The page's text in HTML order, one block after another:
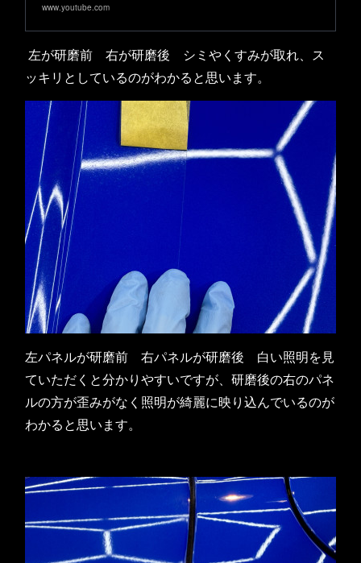
www.youtube.com
左が研磨前 右が研磨後 シミやくすみが取れ、ス
ッキリとしているのがわかると思います。
左パネルが研磨前 右パネルが研磨後 白い照明を見
ていただくと分かりやすいですが、研磨後の右のパネ
ルの方が歪みがなく照明が綺麗に映り込んでいるのが
わかると思います。